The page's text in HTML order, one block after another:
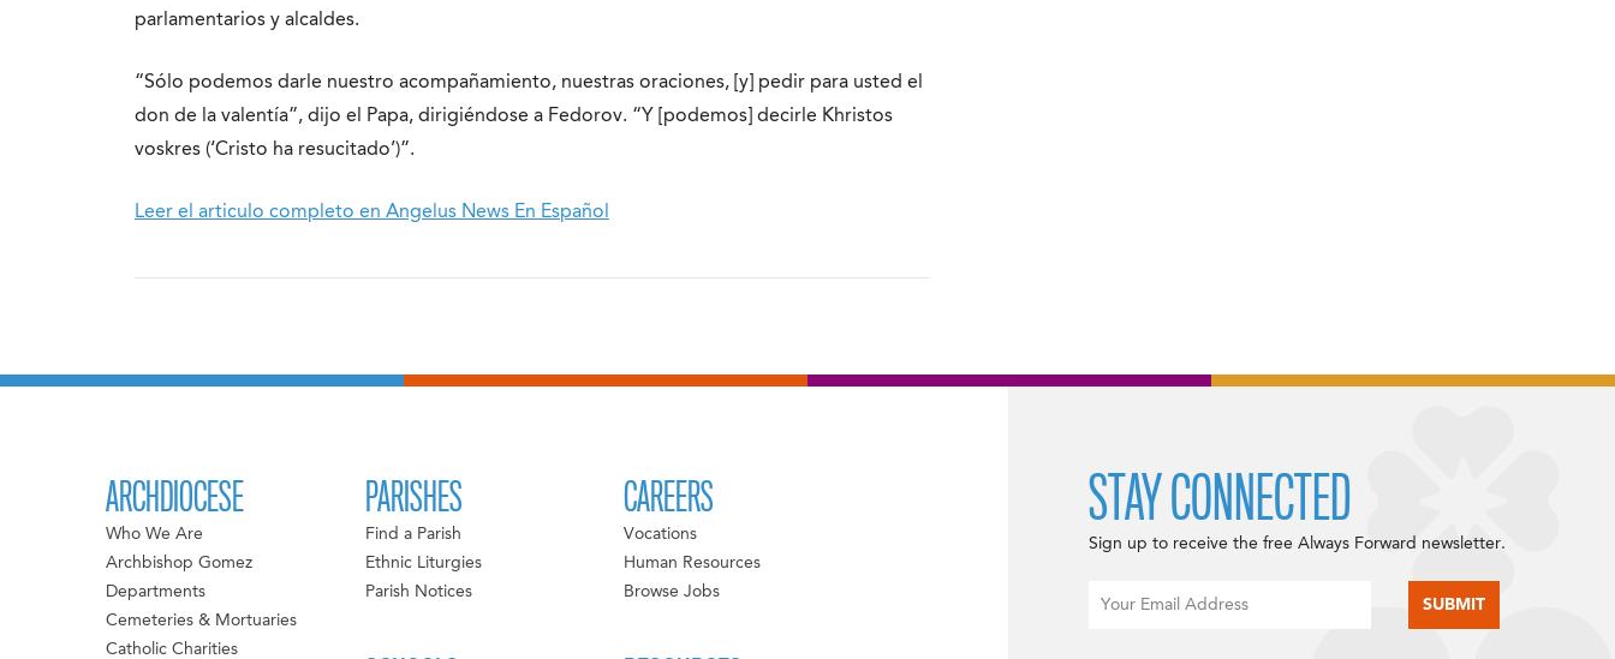
parlamentarios y alcaldes.
“Sólo podemos darle nuestro acompañamiento, nuestras oraciones, [y] pedir para usted el
don de la valentía”, dijo el Papa, dirigiéndose a Fedorov. “Y [podemos] decirle Khristos
voskres (‘Cristo ha resucitado’)”.
Leer el articulo completo en Angelus News En Español
ARCHDIOCESE
Who We Are
Archbishop Gomez
Departments
Cemeteries & Mortuaries
Catholic Charities
PARISHES
Find a Parish
Ethnic Liturgies
Parish Notices
CAREERS
Vocations
Human Resources
Browse Jobs
STAY CONNECTED
Sign up to receive the free Always Forward newsletter.